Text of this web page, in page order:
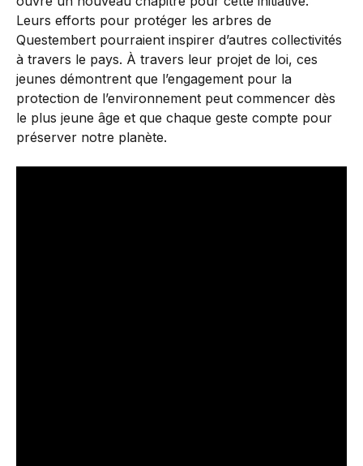
Leurs efforts pour protéger les arbres de
Questembert pourraient inspirer d’autres collectivités
à travers le pays. À travers leur projet de loi, ces
jeunes démontrent que l’engagement pour la
protection de l’environnement peut commencer dès
le plus jeune âge et que chaque geste compte pour
préserver notre planète.